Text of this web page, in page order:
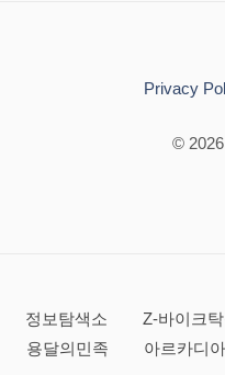
© 2026
Privacy
정보탐색소 Z-바이크
용달의민족
아르카디아